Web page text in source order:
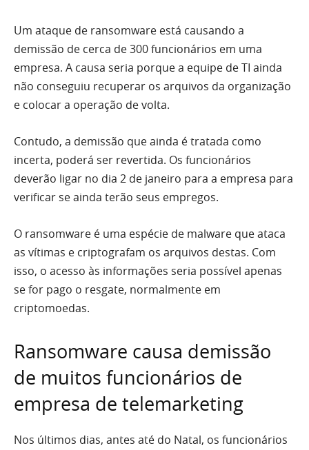
Um ataque de ransomware está causando a
demissão de cerca de 300 funcionários em uma
empresa. A causa seria porque a equipe de TI ainda
não conseguiu recuperar os arquivos da organização
e colocar a operação de volta.
Contudo, a demissão que ainda é tratada como
incerta, poderá ser revertida. Os funcionários
deverão ligar no dia 2 de janeiro para a empresa para
verificar se ainda terão seus empregos.
O ransomware é uma espécie de malware que ataca
as vítimas e criptografam os arquivos destas. Com
isso, o acesso às informações seria possível apenas
se for pago o resgate, normalmente em
criptomoedas.
Ransomware causa demissão
de muitos funcionários de
empresa de telemarketing
Nos últimos dias, antes até do Natal, os funcionários